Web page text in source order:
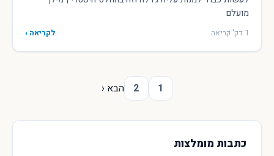
מועלם
1 דק' קריאה לקריאה ›
1
2 הבא ‹
כתבות מומלצות